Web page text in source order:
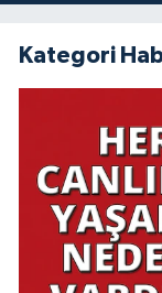
Kategori